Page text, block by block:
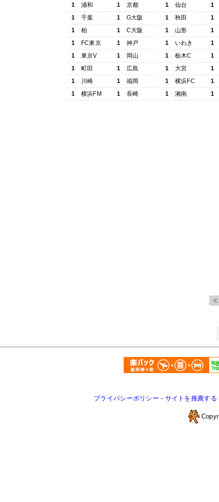
1
浦和 1
京都
1
千葉 1
G大阪
1
柏 1
C大阪
1
FC東京 1
神戸
1
東京V 1
岡山
1
町田 1
広島
1
川崎 1
福岡
1
横浜FM 1 長崎
1
仙台
1
1
秋田
1
1
山形
1
1
いわき
1
1
栃木C
1
1
大宮
1
1
横浜FC
1
1
湘南 1
プライバシーポリシー - サイトを推薦する